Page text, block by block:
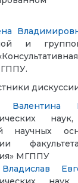
и
Валентина
научных
МГППУ